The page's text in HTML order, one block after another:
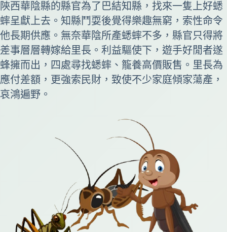
陝西華陰縣的縣官為了巴結知縣，找來一隻上好蟋
蟀呈獻上去。知縣鬥耍後覺得樂趣無窮，索性命令
他長期供應。無奈華陰所產蟋蟀不多，縣官只得將
差事層層轉嫁給里長。利益驅使下，遊手好閒者遂
蜂擁而出，四處尋找蟋蟀、籠養高價販售。里長為
應付差額，更強索民財，致使不少家庭傾家蕩產，
哀鴻遍野。